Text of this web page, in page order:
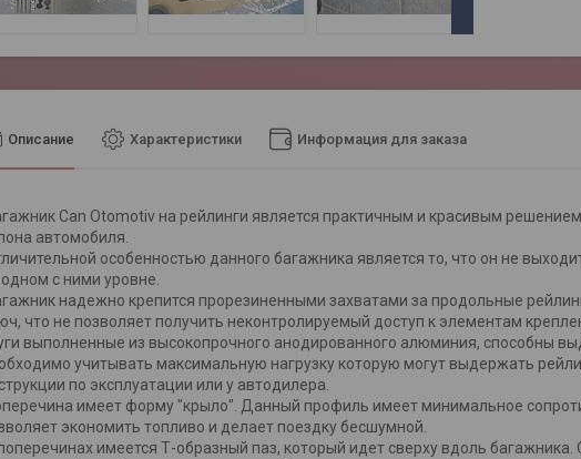
Описание Характеристики Информация для заказа
Can Otomotiv на рейлинги является практичным и красивым
автомобиля.
особенностью данного багажника является то, что он не
с ними уровне.
надежно крепится прорезиненными захватами за продольные
что не позволяет получить неконтролируемый доступ к элементам
выполненные из высокопрочного анодированного алюминия, способны
учитывать максимальную нагрузку которую могут выдержать
по эксплуатации или у автодилера.
имеет форму "крыло". Данный профиль имеет минимальное
экономить топливо и делает поездку бесшумной.
имеется Т-образный паз, который идет сверху вдоль